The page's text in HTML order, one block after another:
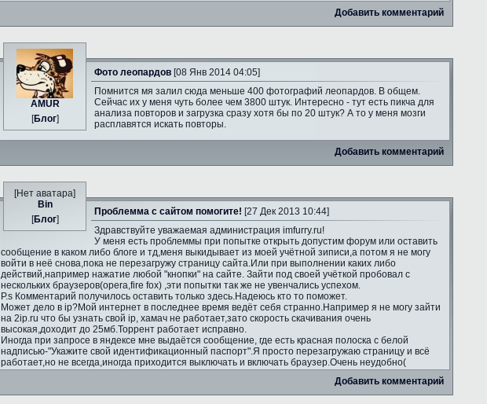
Добавить комментарий
AMUR
[Блог]
Фото леопардов [08 Янв 2014 04:05]
Помнится мя залил сюда меньше 400 фотографий леопардов. В общем.
Сейчас их у меня чуть более чем 3800 штук. Интересно - тут есть пикча для
анализа повторов и загрузка сразу хотя бы по 20 штук? А то у меня мозги
расплавятся искать повторы.
Добавить комментарий
[Нет аватара]
Bin
[Блог]
Проблемма с сайтом помогите! [27 Дек 2013 10:44]
Здравствуйте уважаемая администрация imfurry.ru!
У меня есть проблеммы при попытке открыть допустим форум или оставить
сообщение в каком либо блоге и тд,меня выкидывает из моей учётной зиписи,а потом я не могу
войти в неё снова,пока не перезагружу страницу сайта.Или при выполнении каких либо
действий,например нажатие любой "кнопки" на сайте. Зайти под своей учёткой пробовал с
нескольких браузеров(opera,fire fox) ,эти попытки так же не увенчались успехом.
P.s Комментарий получилось оставить только здесь.Надеюсь кто то поможет.
Может дело в ip?Мой интернет в последнее время ведёт себя странно.Например я не могу зайти
на 2ip.ru что бы узнать свой ip, хамач не работает,зато скорость скачивания очень
высокая,доходит до 25мб.Торрент работает исправно.
Иногда при запросе в яндексе мне выдаётся сообщение, где есть красная полоска с белой
надписью-"Укажите свой идентификационный паспорт".Я просто перезагружаю страницу и всё
работает,но не всегда,иногда приходится выключать и включать браузер.Очень неудобно(
Добавить комментарий